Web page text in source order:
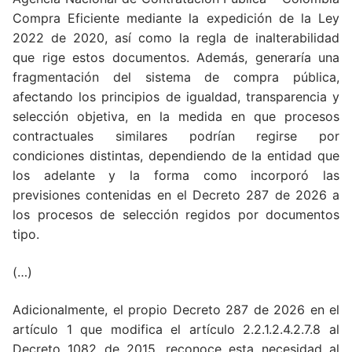
Compra Eficiente mediante la expedición de la Ley
2022 de 2020, así como la regla de inalterabilidad
que rige estos documentos. Además, generaría una
fragmentación del sistema de compra pública,
afectando los principios de igualdad, transparencia y
selección objetiva, en la medida en que procesos
contractuales similares podrían regirse por
condiciones distintas, dependiendo de la entidad que
los adelante y la forma como incorporó las
previsiones contenidas en el Decreto 287 de 2026 a
los procesos de selección regidos por documentos
tipo.
(…)
Adicionalmente, el propio Decreto 287 de 2026 en el
artículo 1 que modifica el artículo 2.2.1.2.4.2.7.8 al
Decreto 1082 de 2015, reconoce esta necesidad al